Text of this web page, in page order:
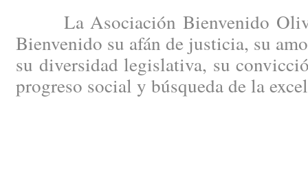
La Asociación Bienvenido
Bienvenido su afán de justicia, su
su diversidad legislativa, su
progreso social y búsqueda de la